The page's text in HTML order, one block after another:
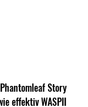
Story
effektiv WASPII